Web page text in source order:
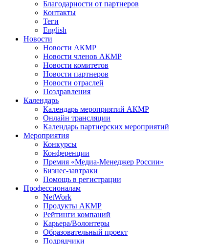
Благодарности от партнеров
Контакты
Теги
English
Новости
Новости АКМР
Новости членов АКМР
Новости комитетов
Новости партнеров
Новости отраслей
Поздравления
Календарь
Календарь мероприятий АКМР
Онлайн трансляции
Календарь партнерских мероприятий
Мероприятия
Конкурсы
Конференции
Премия «Медиа-Менеджер России»
Бизнес-завтраки
Помощь в регистрации
Профессионалам
NetWork
Продукты АКМР
Рейтинги компаний
Карьера/Волонтеры
Образовательный проект
Подрядчики